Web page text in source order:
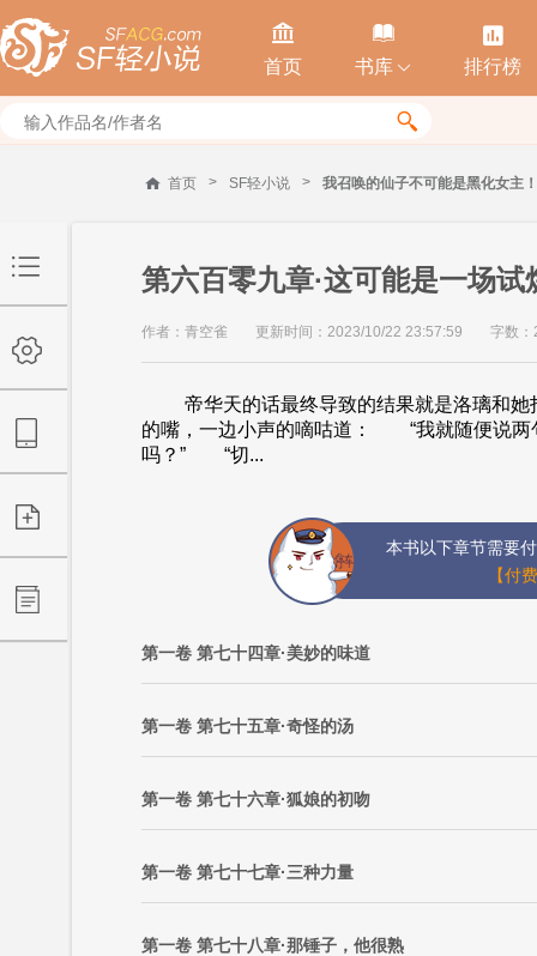

首页

书库 

排行榜

首页 > SF轻小说 > 我召唤的仙子不可能是黑化女主！
第六百零九章·这可能是一场试
作者：青空雀 更新时间：2023/10/22 23:57:59 字数
帝华天的话最终导致的结果就是洛璃和她
的嘴，一边小声的嘀咕道： “我就随便说
吗？” “切...
本书以下章节需要
【付
第一卷 第七十四章·美妙的味道
第一卷 第七十五章·奇怪的汤
第一卷 第七十六章·狐娘的初吻
第一卷 第七十七章·三种力量
第一卷 第七十八章·那锤子，他很熟